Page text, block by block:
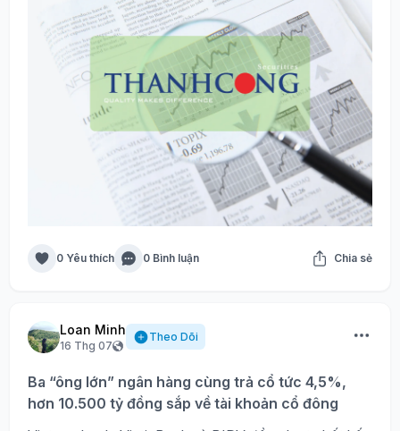
0 Yêu thích 0 Bình luận Chia sẻ
Loan Minh
16 Thg 07
Theo Dõi
Ba “ông lớn” ngân hàng cùng trả cổ tức 4,5%,
hơn 10.500 tỷ đồng sắp về tài khoản cổ đông